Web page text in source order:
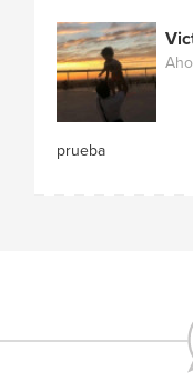
prueba